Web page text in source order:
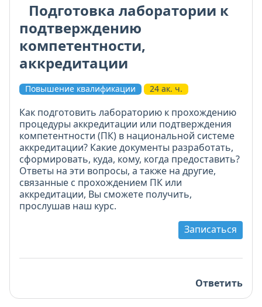
Подготовка лаборатории к
подтверждению
компетентности,
аккредитации
Повышение квалификации 24 ак. ч.
Как подготовить лабораторию к прохождению
процедуры аккредитации или подтверждения
компетентности (ПК) в национальной системе
аккредитации? Какие документы разработать,
сформировать, куда, кому, когда предоставить?
Ответы на эти вопросы, а также на другие,
связанные с прохождением ПК или
аккредитации, Вы сможете получить,
прослушав наш курс.
Записаться
Ответить